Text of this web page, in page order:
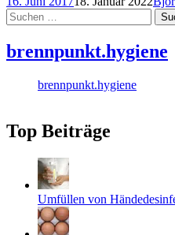
Suchen
nach:
brennpunkt.hygiene
brennpunkt.hygiene
Top Beiträge
Umfüllen von